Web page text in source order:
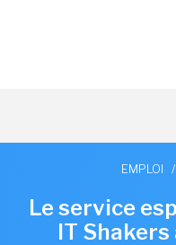
EMPLOI /
Le service
IT